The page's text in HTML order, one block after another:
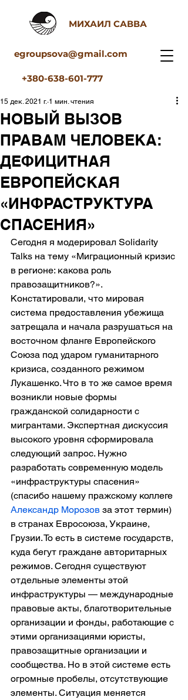
МИХАИЛ САВВА
egroupsova@gmail.com
+380-638-601-777
НОВЫЙ ВЫЗОВ
ПРАВАМ ЧЕЛОВЕКА:
ДЕФИЦИТНАЯ
ЕВРОПЕЙСКАЯ
«ИНФРАСТРУКТУРА
СПАСЕНИЯ»
15 дек. 2021 г. 1 мин. чтения
Сегодня я модерировал Solidarity
Talks на тему «Миграционный кризис
в регионе: какова роль
правозащитников?».
Констатировали, что мировая
система предоставления убежища
затрещала и начала разрушаться на
восточном фланге Европейского
Союза под ударом гуманитарного
кризиса, созданного режимом
Лукашенко. Что в то же самое время
возникли новые формы
гражданской солидарности с
мигрантами. Экспертная дискуссия
высокого уровня сформировала
следующий запрос. Нужно
разработать современную модель
«инфраструктуры спасения»
(спасибо нашему пражскому коллеге
Александр Морозов за этот термин)
в странах Евросоюза, Украине,
Грузии. То есть в системе государств,
куда бегут граждане авторитарных
режимов. Сегодня существуют
отдельные элементы этой
инфраструктуры — международные
правовые акты, благотворительные
организации и фонды, работающие с
этими организациями юристы,
правозащитные организации и
сообщества. Но в этой системе есть
огромные пробелы, отсутствующие
элементы. Ситуация меняется